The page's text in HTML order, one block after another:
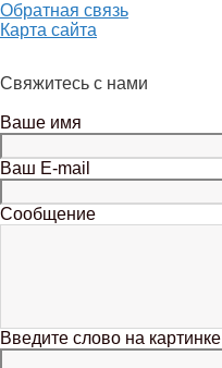
Обратная связь
Карта сайта
Свяжитесь с нами
Ваше имя
Ваш E-mail
Сообщение
Введите слово на картинке